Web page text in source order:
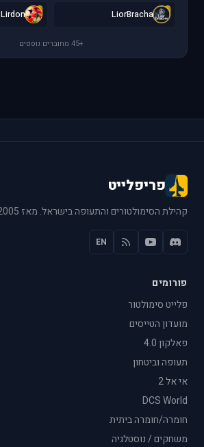
L
LiorBracha
L
Lirdon
+45 מחוברים נוספים
פריפלייט
קהילת הסימולטורים והתעופה בישראל. מאז 2005.
EN
פורומים
פלייט סימולטור
מועדון הטייסים
פאלקון 4.0
תעופה וביטחון
אי אל 2
DCS World
חומרה/חומרה ביתית
משחקים / נוסטלגיה